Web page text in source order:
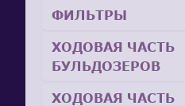
ФИЛЬТРЫ
ХОДОВАЯ ЧАСТЬ
БУЛЬДОЗЕРОВ
ХОДОВАЯ ЧАСТЬ